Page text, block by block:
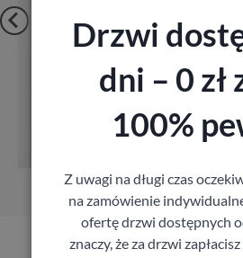
Drzwi
dni – 0 zł
100%
Z uwagi na długi czas
na zamówienie
ofertę drzwi dostępnych
znaczy, że za drzwi